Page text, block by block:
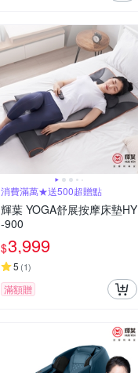
消費滿萬★送500超贈點
輝葉 YOGA舒展按摩床墊HY
-900
$3,999
5 (1)
滿額贈